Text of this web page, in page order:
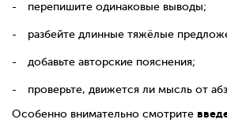
перепишите одинаковые выводы;
разбейте длинные тяжёлые
добавьте авторские пояснения;
проверьте, движется ли мысль от
Особенно внимательно смотрите